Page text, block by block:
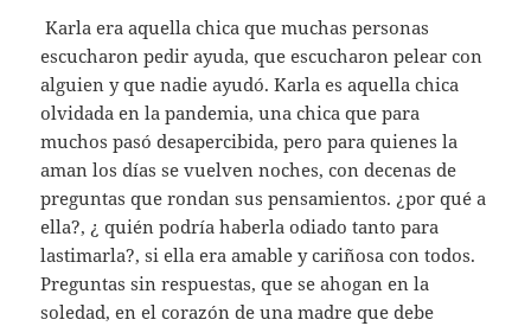
Karla era aquella chica que muchas personas
escucharon pedir ayuda, que escucharon pelear con
alguien y que nadie ayudó. Karla es aquella chica
olvidada en la pandemia, una chica que para
muchos pasó desapercibida, pero para quienes la
aman los días se vuelven noches, con decenas de
preguntas que rondan sus pensamientos. ¿por qué a
ella?, ¿ quién podría haberla odiado tanto para
lastimarla?, si ella era amable y cariñosa con todos.
Preguntas sin respuestas, que se ahogan en la
soledad, en el corazón de una madre que debe